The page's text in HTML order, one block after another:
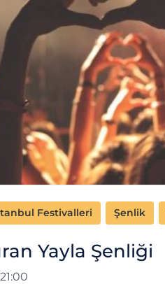
Festivalleri Şenlik
Yayla Şenliği
21:00